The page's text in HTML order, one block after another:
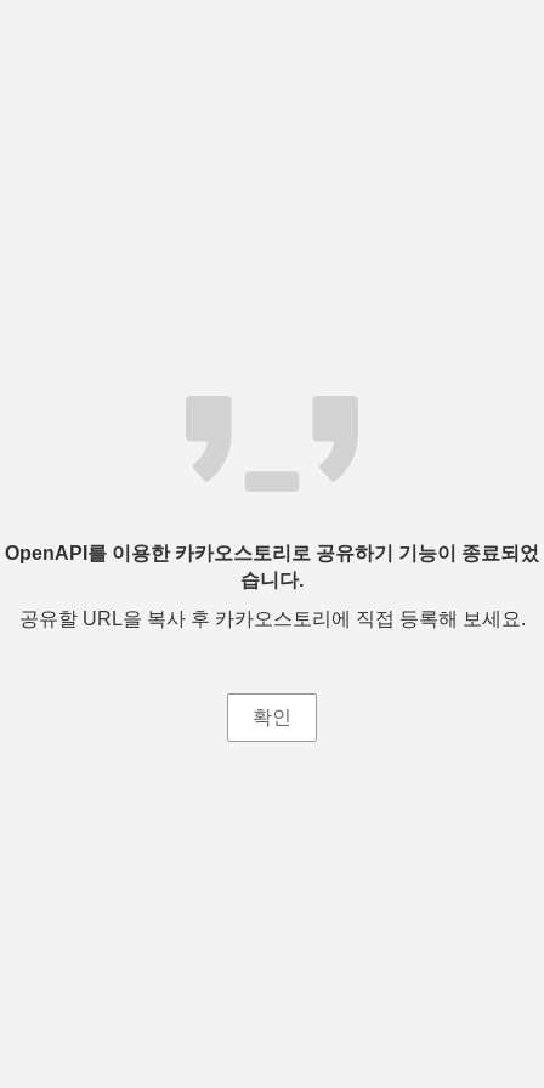
OpenAPI를 이용한 카카오스토리로 공유하기 기능이 종료되었
습니다.
공유할 URL을 복사 후 카카오스토리에 직접 등록해 보세요.
확인